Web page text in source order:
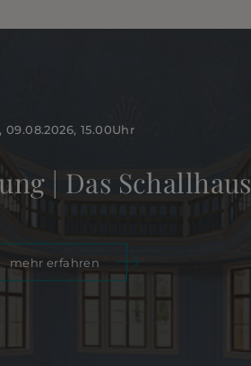
09.08.2026, 15.00Uhr
| Das Schallhaus
mehr erfahren